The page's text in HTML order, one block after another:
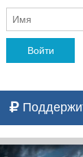
Войти